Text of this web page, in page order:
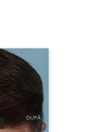
DUPĂ